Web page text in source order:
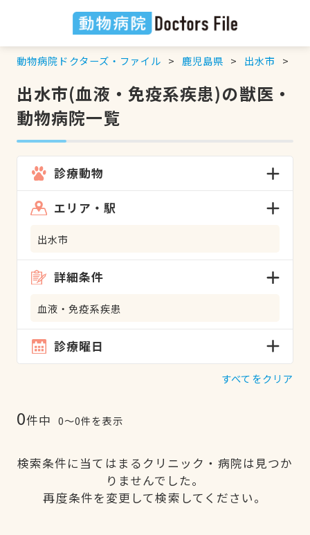
動物病院ドクターズ・ファイル 鹿児島県 出水市
出水市(血液・免疫系疾患)の獣医・
動物病院一覧
診療動物
エリア・駅
出水市
詳細条件
血液・免疫系疾患
診療曜日
すべてをクリア
0件中 0〜0件を表示
検索条件に当てはまるクリニック・病院は見つか
りませんでした。
再度条件を変更して検索してください。